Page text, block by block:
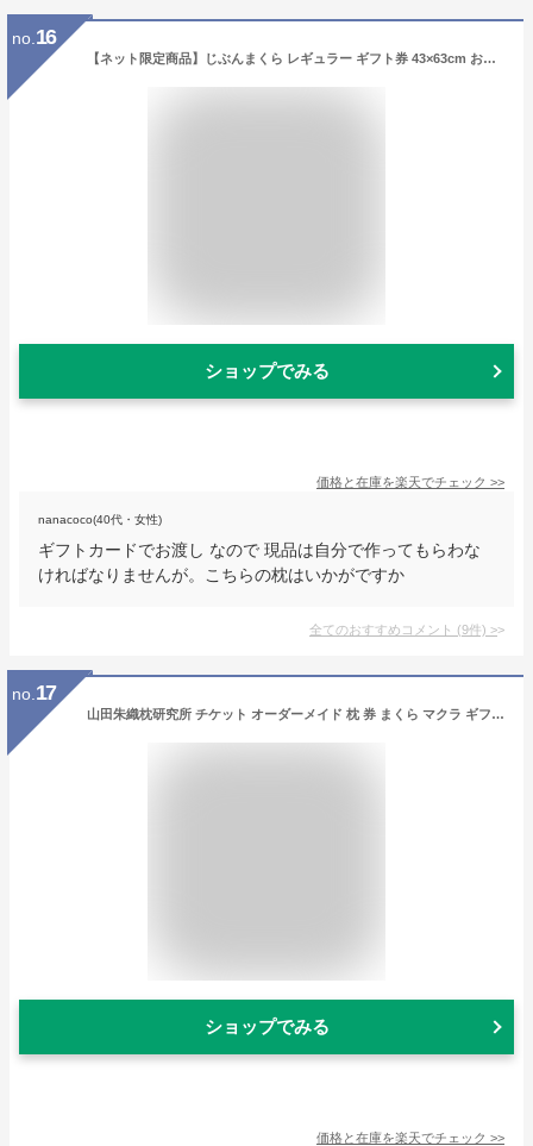
no. 16
【ネット限定商品】じぶんまくら レギュラー ギフト券 43×63cm お近くの じぶんまくら 店舗にて オーダーメイド 枕 がお作り頂けます ギフトカード 睡眠 悩み いびき 肩こり 頭痛 ストレートネック プレゼント 母の日 ギフト 父の日 ストレートネック や 首コリ 肩こり
ショップでみる
価格と在庫を楽天でチェック >>
nanacoco(40代・女性)
ギフトカードでお渡し なので 現品は自分で作ってもらわな
ければなりませんが。こちらの枕はいかがですか
全てのおすすめコメント (9件) >
no. 17
山田朱織枕研究所 チケット オーダーメイド 枕 券 まくら マクラ ギフト プレゼント 景品 おすすめ オススメ ギフトチケット ギフト券 山田 3万円 交換 忘年会 オーダーまくら 安眠 オーダー枕 オーダーメイドまくら オーダーメード オーダーメード枕 オーダーメードまくら
ショップでみる
価格と在庫を楽天でチェック >>